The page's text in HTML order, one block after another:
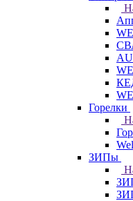
Горелки
ЗИПы